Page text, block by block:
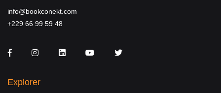
info@bookconekt.com
+229 66 99 59 48
FacebookInstagramLinkedInYou TubeTwitter
Explorer